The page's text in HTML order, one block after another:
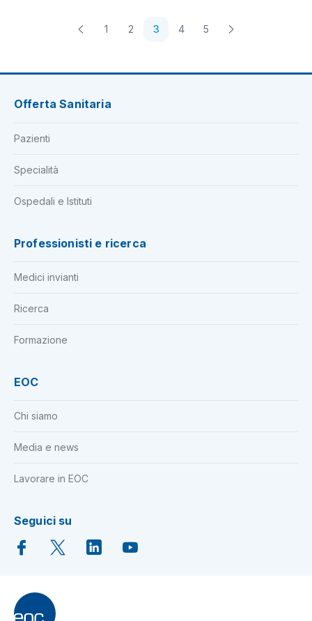
1 2 3 4 5
Offerta Sanitaria
Pazienti
Specialità
Ospedali e Istituti
Professionisti e ricerca
Medici invianti
Ricerca
Formazione
EOC
Chi siamo
Media e news
Lavorare in EOC
Seguici su